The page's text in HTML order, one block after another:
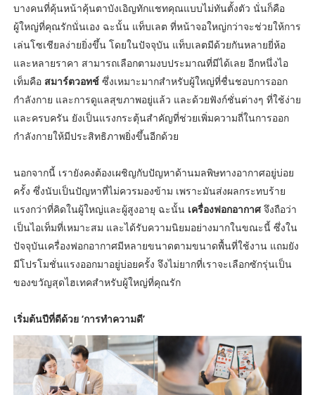
บางคนที่คุ้นหน้าคุ้นตาบังเอิญทักแชทคุณแบบไม่ทันตั้งตัว นั่นก็คือ
ผู้ใหญ่ที่คุณรักนั่นเอง ฉะนั้น แท็บเลต ที่หน้าจอใหญ่กว่าจะช่วยให้การ
เล่นโซเชียลง่ายยิ่งขึ้น โดยในปัจจุบัน แท็บเลตมีด้วยกันหลายยี่ห้อ
และหลายราคา สามารถเลือกตามงบประมาณที่มีได้เลย อีกหนึ่งไอ
เท็มคือ สมาร์ตวอทช์ซึ่งเหมาะมากสำหรับผู้ใหญ่ที่ชื่นชอบการออก
กำลังกาย และการดูแลสุขภาพอยู่แล้ว และด้วยฟังก์ชั่นต่างๆ ที่ใช้ง่าย
และครบครัน ยังเป็นแรงกระตุ้นสำคัญที่ช่วยเพิ่มความถี่ในการออก
กำลังกายให้มีประสิทธิภาพยิ่งขึ้นอีกด้วย
นอกจากนี้ เรายังคงต้องเผชิญกับปัญหาด้านมลพิษทางอากาศอยู่บ่อย
ครั้ง ซึ่งนับเป็นปัญหาที่ไม่ควรมองข้าม เพราะมันส่งผลกระทบร้าย
แรงกว่าที่คิดในผู้ใหญ่และผู้สูงอายุ ฉะนั้นเครื่องฟอกอากาศจึงถือว่า
เป็นไอเท็มที่เหมาะสม และได้รับความนิยมอย่างมากในขณะนี้ ซึ่งใน
ปัจจุบันเครื่องฟอกอากาศมีหลายขนาดตามขนาดพื้นที่ใช้งาน แถมยัง
มีโปรโมชั่นแรงออกมาอยู่บ่อยครั้ง จึงไม่ยากที่เราจะเลือกซักรุ่นเป็น
ของขวัญสุดไฮเทคสำหรับผู้ใหญ่ที่คุณรัก
เริ่มต้นปีที่ดีด้วย ‘การทำความดี’